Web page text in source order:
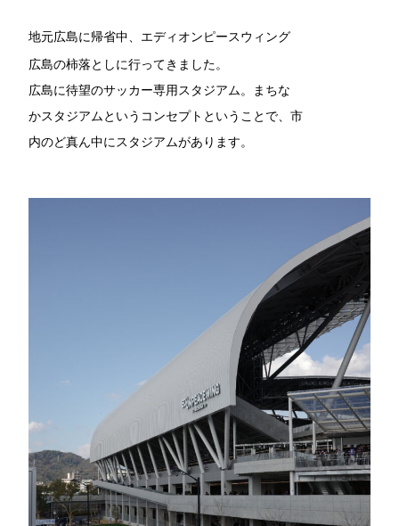
地元広島に帰省中、エディオンピースウィング
広島の柿落としに行ってきました。
広島に待望のサッカー専用スタジアム。まちな
かスタジアムというコンセプトということで、市
内のど真ん中にスタジアムがあります。